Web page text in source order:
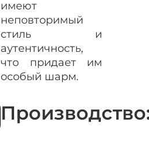
имеют
неповторимый
стиль и
аутентичность,
что придает им
особый шарм.